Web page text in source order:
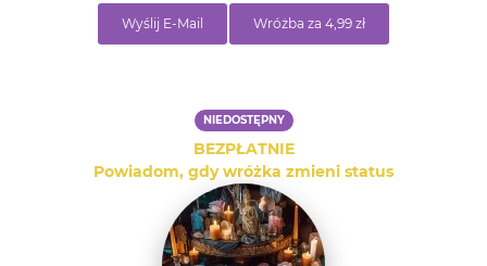
Wyślij E-Mail Wróżba za 4,99 zł
NIEDOSTĘPNY
BEZPŁATNIE
Powiadom, gdy wróżka zmieni status